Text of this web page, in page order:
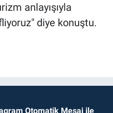
anlayışıyla
diye konuştu.
Otomatik Mesaj ile